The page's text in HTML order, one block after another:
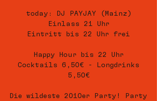
today: DJ PAYJAY (Mainz)
Einlass 21 Uhr
Eintritt bis 22 Uhr frei
Happy Hour bis 22 Uhr
Cocktails 6,50€ - Longdrinks
5,50€
Die wildeste 2010er Party! Party